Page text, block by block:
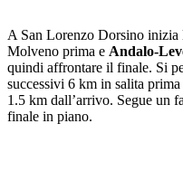
A San Lorenzo Dorsino inizia
Molveno prima e Andalo-
quindi affrontare il finale. Si
successivi 6 km in salita
1.5 km dall’arrivo. Segue un
finale in piano.